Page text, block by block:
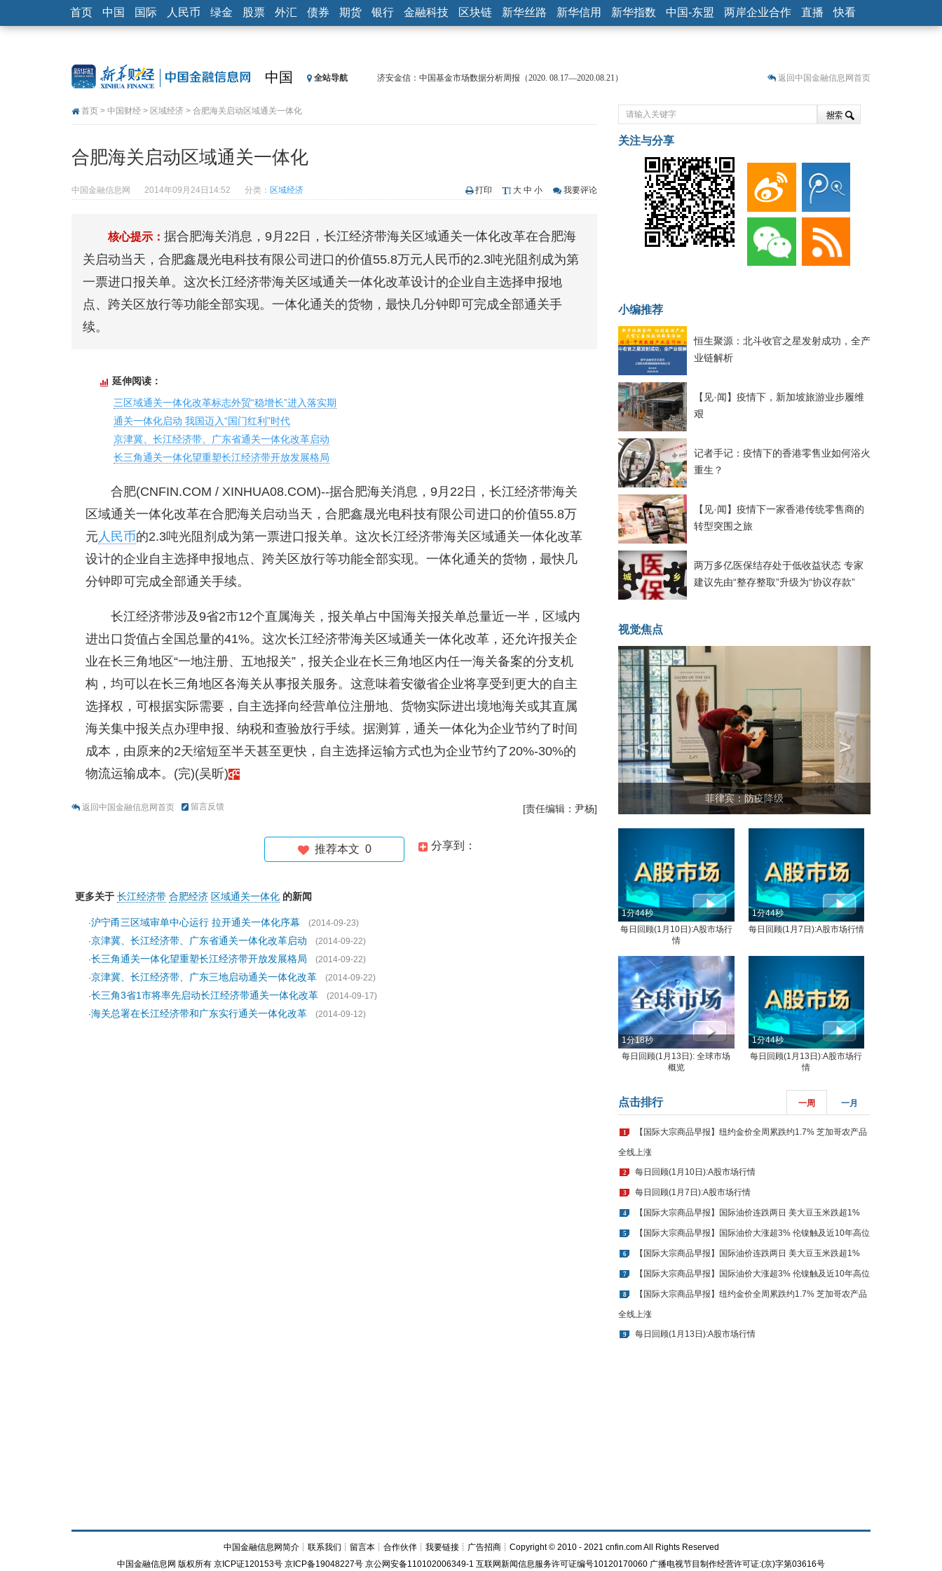
首页 中国 国际 人民币 绿金 股票 外汇 债券 期货 银行 金融科技 区块链 新华丝路 新华信用 新华指数 中国-东盟 两岸企业合作 直播 快看
中国 全站导航
济安金信：中国基金市场数据分析周报（2020. 08.17—2020.08.21）
央行公开市场净投放300亿元 短端资金利率明显下行
恒生聚源：北斗收官之星发射成功，全产业链解析
返回中国金融信息网首页
首页 > 中国财经 > 区域经济 > 合肥海关启动区域通关一体化
合肥海关启动区域通关一体化
中国金融信息网 2014年09月24日14:52 分类： 区域经济 打印 大 中 小 我要评论
核心提示： 据合肥海关消息，9月22日，长江经济带海关区域通关一体化改革在合肥海
关启动当天，合肥鑫晟光电科技有限公司进口的价值55.8万元人民币的2.3吨光阻剂成为第
一票进口报关单。这次长江经济带海关区域通关一体化改革设计的企业自主选择申报地
点、跨关区放行等功能全部实现。一体化通关的货物，最快几分钟即可完成全部通关手
续。
延伸阅读：
三区域通关一体化改革标志外贸“稳增长”进入落实期
通关一体化启动 我国迈入“国门红利”时代
京津冀、长江经济带、广东省通关一体化改革启动
长三角通关一体化望重塑长江经济带开放发展格局
合肥(CNFIN.COM / XINHUA08.COM)--据合肥海关消息，9月22日，长江经济带海关
区域通关一体化改革在合肥海关启动当天，合肥鑫晟光电科技有限公司进口的价值55.8万
元 人民币的2.3吨光阻剂成为第一票进口报关单。这次长江经济带海关区域通关一体化改革
设计的企业自主选择申报地点、跨关区放行等功能全部实现。一体化通关的货物，最快几
分钟即可完成全部通关手续。
长江经济带涉及9省2市12个直属海关，报关单占中国海关报关单总量近一半，区域内
进出口货值占全国总量的41%。这次长江经济带海关区域通关一体化改革，还允许报关企
业在长三角地区“一地注册、五地报关”，报关企业在长三角地区内任一海关备案的分支机
构，均可以在长三角地区各海关从事报关服务。这意味着安徽省企业将享受到更大的自主
选择权，可根据实际需要，自主选择向经营单位注册地、货物实际进出境地海关或其直属
海关集中报关点办理申报、纳税和查验放行手续。据测算，通关一体化为企业节约了时间
成本，由原来的2天缩短至半天甚至更快，自主选择运输方式也为企业节约了20%-30%的
物流运输成本。(完)(吴昕)
返回中国金融信息网首页 留言反馈 [责任编辑：尹杨]
分享到：
推荐本文 0
更多关于 长江经济带 合肥经济 区域通关一体化 的新闻
·沪宁甬三区域审单中心运行 拉开通关一体化序幕
(2014-09-23)
·京津冀、长江经济带、广东省通关一体化改革启动
(2014-09-22)
·长三角通关一体化望重塑长江经济带开放发展格局
(2014-09-22)
·京津冀、长江经济带、广东三地启动通关一体化改革
(2014-09-22)
·长三角3省1市将率先启动长江经济带通关一体化改革
(2014-09-17)
·海关总署在长江经济带和广东实行通关一体化改革 (2014-09-12)
关注与分享
小编推荐
恒生聚源：北斗收官之星发射成功，全产
业链解析
【见·闻】疫情下，新加坡旅游业步履维
艰
记者手记：疫情下的香港零售业如何浴火
重生？
【见·闻】疫情下一家香港传统零售商的
转型突围之旅
两万多亿医保结存处于低收益状态 专家
建议先由“整存整取”升级为“协议存款”
视觉焦点
菲律宾：防疫降级
< >
1分44秒
每日回顾(1月10日):A股市场行
情
1分44秒
每日回顾(1月7日):A股市场行情
1分18秒
每日回顾(1月13日): 全球市场
概览
1分44秒
每日回顾(1月13日):A股市场行
情
点击排行 一周 一月
1 【国际大宗商品早报】纽约金价全周累跌约1.7% 芝加哥农产品
全线上涨
2 每日回顾(1月10日):A股市场行情
3 每日回顾(1月7日):A股市场行情
4 【国际大宗商品早报】国际油价连跌两日 美大豆玉米跌超1%
5 【国际大宗商品早报】国际油价大涨超3% 伦镍触及近10年高位
6 【国际大宗商品早报】国际油价连跌两日 美大豆玉米跌超1%
7 【国际大宗商品早报】国际油价大涨超3% 伦镍触及近10年高位
8 【国际大宗商品早报】纽约金价全周累跌约1.7% 芝加哥农产品
全线上涨
9 每日回顾(1月13日):A股市场行情
中国金融信息网简介┊ 联系我们 ┊ 留言本┊ 合作伙伴┊ 我要链接┊ 广告招商┊Copyright © 2010 - 2021 cnfin.com All Rights Reserved
中国金融信息网 版权所有 京ICP证120153号 京ICP备19048227号 京公网安备110102006349-1 互联网新闻信息服务许可证编号10120170060 广播电视节目制作经营许可证:(京)字第03616号